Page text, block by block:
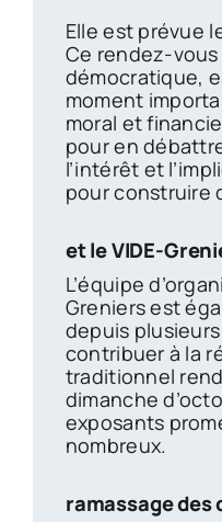
Elle est prévue
Ce rendez-
démocratique,
moment
moral et
pour en
l’intérêt et
pour construire
et le VIDE-
L’équipe
Greniers est
depuis
contribuer à la
traditionnel
dimanche
exposants
nombreux.
ramassage des